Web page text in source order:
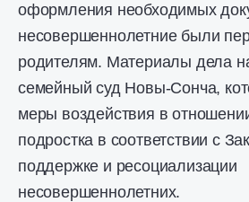
оформления необходимых
несовершеннолетние были
родителям. Материалы дела
семейный суд Новы-Сонча,
меры воздействия в
подростка в соответствии с
поддержке и ресоциализации
несовершеннолетних.